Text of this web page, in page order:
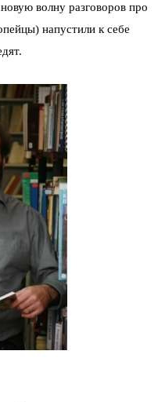
волну разговоров про
напустили к себе